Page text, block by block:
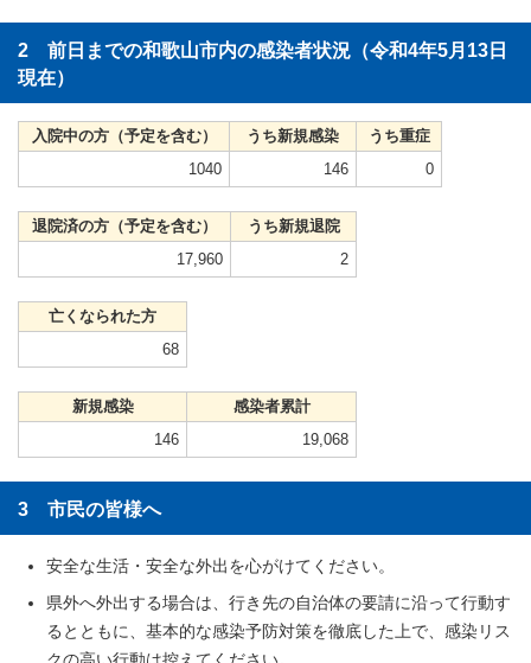
2 前日までの和歌山市内の感染者状況（令和4年5月13日
現在）
入院中の方（予定を含む） うち新規感染
うち重症
1040
146 0
退院済の方（予定を含む）
うち新規退院
17,960
2
亡くなられた方
68
新規感染
感染者累計
146
19,068
3 市民の皆様へ
安全な生活・安全な外出を心がけてください。
県外へ外出する場合は、行き先の自治体の要請に沿って行動す
るとともに、基本的な感染予防対策を徹底した上で、感染リス